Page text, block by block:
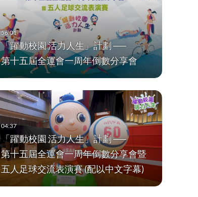
「躍動校園 活力人生」計劃 ──
第十五屆全運會一周年倒數分享會
「躍動校園 活力人生」計劃 ──
第十五屆全運會一周年倒數分享會暨
五人足球交流表演賽 (配以中文字幕)